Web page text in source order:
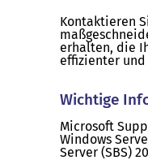
Kontaktieren
erhalten, die
effizienter
Wichtige
Microsoft
Windows
Server (SBS)